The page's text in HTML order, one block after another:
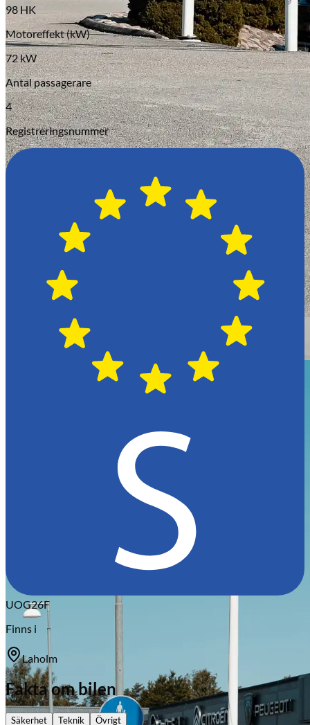
98 HK
Motoreffekt (kW)
72 kW
Antal passagerare
4
Registreringsnummer
UOG26F
Finns i
Laholm
Fakta om bilen
Säkerhet Teknik Övrigt